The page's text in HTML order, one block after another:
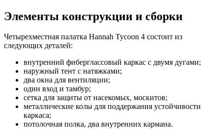
Элементы конструкции и сборки
Четырехместная палатка Hannah Tycoon 4 состоит из
следующих деталей:
внутренний фиберглассовый каркас с двумя дугами;
наружный тент с натяжками;
два окна для вентиляции;
один вход и тамбур;
сетка для защиты от насекомых, москитов;
металлические колы для поддержания устойчивости
каркаса;
потолочная полка, два внутренних кармана.